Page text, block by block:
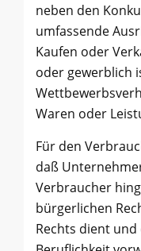
neben den
umfassende
Kaufen oder
oder gewerblich
Waren oder
Für den
daß
Verbraucher
bürgerlichen
Rechts dient